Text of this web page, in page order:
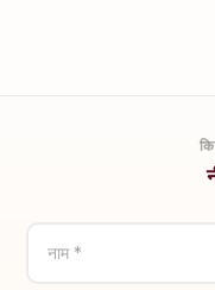
नाम *